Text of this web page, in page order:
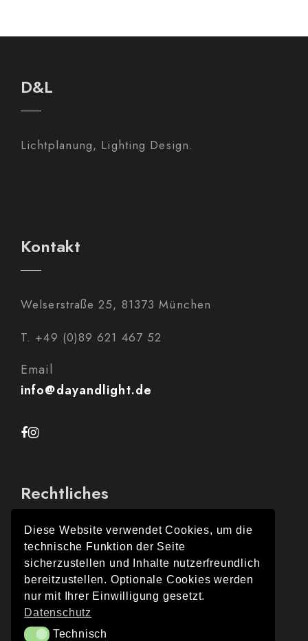
D&L
Lichtplanung, Lighting Design.
Kontakt
Welserstraße 25, 81373 München
T. +49 (0)89 621 467 52
Email
info@dayandlight.de
Rechtliches
Impressum
Datenschutz
Diese Website verwendet Cookies, um die
technische Funktion der Seite
sicherzustellen und Inhalte nutzerfreundlich
bereitzustellen. Optionale Cookies werden
nur mit Ihrer Einwilligung gesetzt.
Datenschutz
TechnischTechnisch